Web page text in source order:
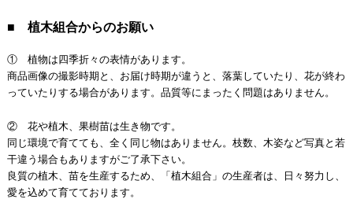
■ 植木組合からのお願い
① 植物は四季折々の表情があります。
商品画像の撮影時期と、お届け時期が違うと、落葉していたり、花が終わ
っていたりする場合があります。品質等にまったく問題はありません。
② 花や植木、果樹苗は生き物です。
同じ環境で育てても、全く同じ物はありません。枝数、木姿など写真と若
干違う場合もありますがご了承下さい。
良質の植木、苗を生産するため、「植木組合」の生産者は、日々努力し、
愛を込めて育てております。